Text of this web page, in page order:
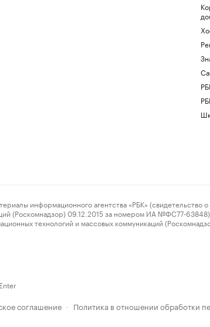
агентства «РБК» (свидетельство о
(Роскомнадзор) 09.12.2015 за номером ИА №ФС77-63848)
технологий и массовых коммуникаций
соглашение · Политика в отношении обработки